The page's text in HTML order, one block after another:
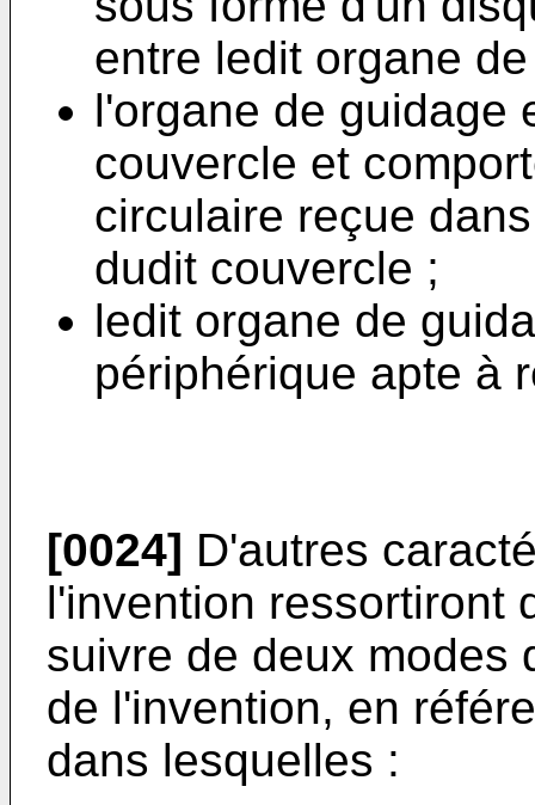
entre ledit organe
l'organe de guidage
couvercle et
circulaire reçue
dudit couvercle ;
ledit organe de
périphérique apte à
[0024] D'autres
l'invention ressortiront
suivre de deux modes
de l'invention, en
dans lesquelles :